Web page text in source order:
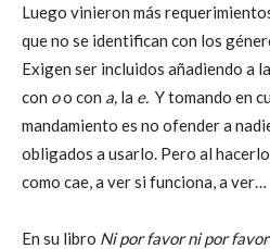
Luego vinieron más
que no se identifican con los
Exigen ser incluidos añadiendo a
con oo con a, la e. Y tomando en
mandamiento es no ofender a
obligados a usarlo. Pero al
como cae, a ver si funciona, a ver…
En su libro Ni por favor ni por